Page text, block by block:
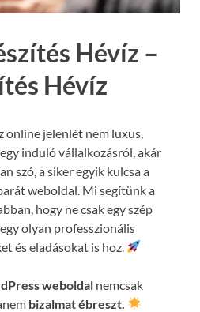
Hévíz –
Hévíz
online jelenlét nem luxus,
induló vállalkozásról, akár
szó, a siker egyik kulcsa a
weboldal. Mi segítünk a
hogy ne csak egy szép
olyan professzionális
és eladásokat is hoz.
weboldal nemcsak
bizalmat ébreszt.